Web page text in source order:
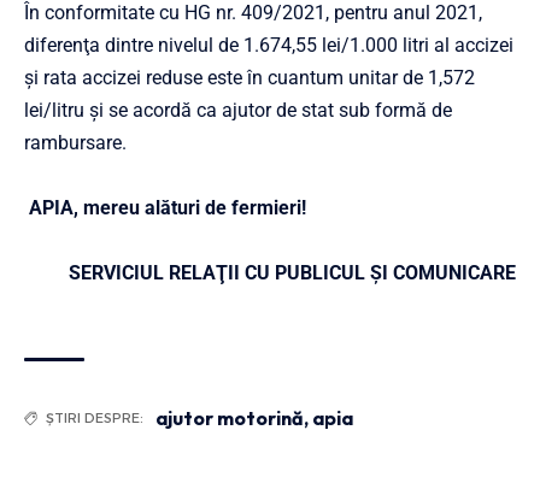
În conformitate cu HG nr. 409/2021, pentru anul 2021,
diferenţa dintre nivelul de 1.674,55 lei/1.000 litri al accizei
şi rata accizei reduse este în cuantum unitar de 1,572
lei/litru şi se acordă ca ajutor de stat sub formă de
rambursare.
APIA, mereu alături de fermieri!
SERVICIUL RELAŢII CU PUBLICUL ŞI COMUNICARE
ȘTIRI DESPRE: ajutor motorină, apia